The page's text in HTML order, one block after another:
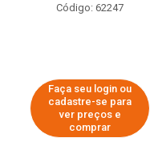
Código: 62247
Faça seu login ou
cadastre-se para
ver preços e
comprar